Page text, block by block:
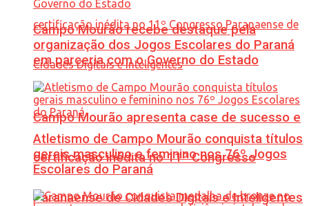
Campo Mourão apresenta case de sucesso e
certificação inédita no 11º Congresso
Paranaense de Cidades Digitais e Inteligentes
Campo Mourão recebe destaque pela
organização dos Jogos Escolares do Paraná
em parceria com o Governo do Estado
Atletismo de Campo Mourão conquista títulos
gerais masculino e feminino nos 76º Jogos
Escolares do Paraná